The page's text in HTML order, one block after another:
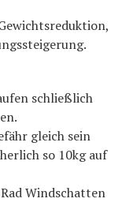
schließlich
gleich sein
so 10kg auf
Windschatten